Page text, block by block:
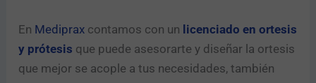
En Mediprax contamos con un licenciado en ortesis
y prótesis que puede asesorarte y diseñar la ortesis
que mejor se acople a tus necesidades, también